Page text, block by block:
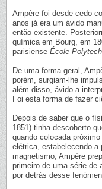
Ampère foi desde cedo
anos já era um ávido
então existente.
química em Bourg, em
parisiense École
De uma forma geral,
porém, surgiam-lhe
além disso, ávido a
Foi esta forma de fazer
Depois de saber que o
1851) tinha descoberto
quando colocada
elétrica, estabelecendo a
magnetismo, Ampère
primeiro de uma série de
por detrás desse